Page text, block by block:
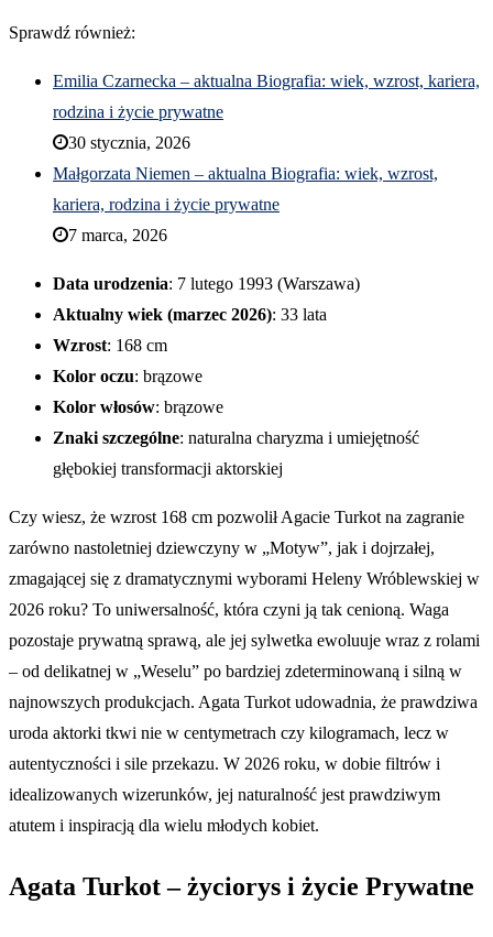
Sprawdź również:
Emilia Czarnecka – aktualna Biografia: wiek, wzrost, kariera,
rodzina i życie prywatne
30 stycznia, 2026
Małgorzata Niemen – aktualna Biografia: wiek, wzrost,
kariera, rodzina i życie prywatne
7 marca, 2026
Data urodzenia: 7 lutego 1993 (Warszawa)
Aktualny wiek (marzec 2026): 33 lata
Wzrost: 168 cm
Kolor oczu: brązowe
Kolor włosów: brązowe
Znaki szczególne: naturalna charyzma i umiejętność
głębokiej transformacji aktorskiej
Czy wiesz, że wzrost 168 cm pozwolił Agacie Turkot na zagranie
zarówno nastoletniej dziewczyny w „Motyw”, jak i dojrzałej,
zmagającej się z dramatycznymi wyborami Heleny Wróblewskiej w
2026 roku? To uniwersalność, która czyni ją tak cenioną. Waga
pozostaje prywatną sprawą, ale jej sylwetka ewoluuje wraz z rolami
– od delikatnej w „Weselu” po bardziej zdeterminowaną i silną w
najnowszych produkcjach. Agata Turkot udowadnia, że prawdziwa
uroda aktorki tkwi nie w centymetrach czy kilogramach, lecz w
autentyczności i sile przekazu. W 2026 roku, w dobie filtrów i
idealizowanych wizerunków, jej naturalność jest prawdziwym
atutem i inspiracją dla wielu młodych kobiet.
Agata Turkot – życiorys i życie Prywatne